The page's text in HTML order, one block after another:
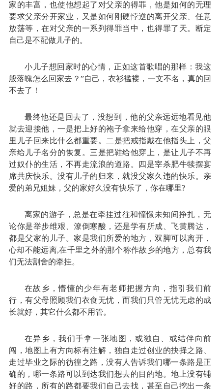
家的丰富，也使他想起了对父亲的得罪，他是如何的无理
要求父亲分开家业，又是如何刚硬悖逆的离开父亲、任意
放荡等，在对父亲的一系列得罪当中，也得罪了天。断定
自己是不配做儿子的。
小儿子想回家时的心情，正如这首歌唱的那样：我这
般落魄怎么回家去？”自己，衣衫褴褛，一文不名，真的回
不去了！
最终他还是回去了，没想到，他的父亲远远地看见他
就去迎接他，一是把上好的袍子拿来给他穿，在父亲的眼
里儿子回来比什么都重要。二是把戒指戴在他指头上，父
亲给儿子名分的恢复。三是把鞋给他穿上，是让儿子不再
过奴仆的生活，不再走流浪的道路。四是宰杀肥牛犊摆宴
席共庆快乐。没有儿子的归来，就没父家久违的快乐。亲
爱的弟兄姐妹，父的家好久没有快乐了，你在哪里?
离家的游子，总是在牵挂过往和憧憬未知间挣扎，无
论你是举步维艰、潦倒寒酸，还是学有所成、飞黄腾达，
都是父家的儿子。家是我们所爱的地方，双脚可以离开，
心却不能远离,在千里之外的那个称作故乡的地方，总有我
们无法割舍的牵挂。
在故乡，懵懂的少年有老师把握方向，指引我们前
行，有父母照顾我们衣食无忧，而我们只管无忧无虑的成
长就好，其它什么都不用管。
在异乡，我们手拿一张地图，或独自、或结伴向前
闯，地图上有方向标有注解，独自走过创业的抉择之路、
走过毕业之际的彷徨之路，没有人告诉我们哪一条路是正
确的，哪一条路可以到达我们想去的目的地。地上没有铺
好的路，所有的路都要我们自己去找，甚至自己挖出一条